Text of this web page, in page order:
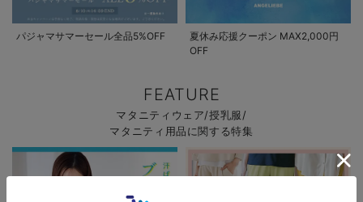
RELATED ITEMS
関連商品
P・パンツ スト
パジャマサマーセール全品5%OFF
夏休み応援クーポン MAX2,000円
OFF
FEATURE
マタニティウェア/授乳服/
マタニティ用品に関する特集